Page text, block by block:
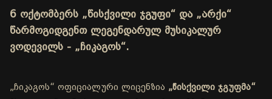
6 ოქტომბერს „წისქვილი ჯგუფი“ და „არქი“
წარმოგიდგენთ ლეგენდარულ მუსიკალურ
ვოდევილს - „ჩიკაგოს“.
„ჩიკაგოს“ ოფიციალური ლიცენზია „წისქვილი ჯგუფმა“